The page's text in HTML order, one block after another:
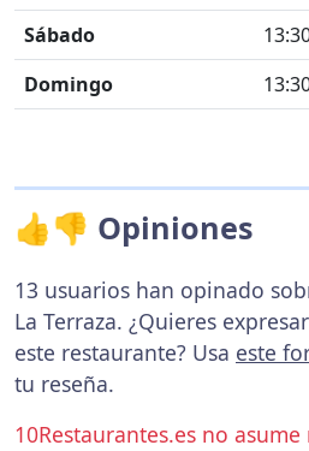
Sábado
Domingo
👍👎 Opiniones
13 usuarios han opinado
La Terraza. ¿Quieres
este restaurante? Usa este
tu reseña.
10Restaurantes.es no